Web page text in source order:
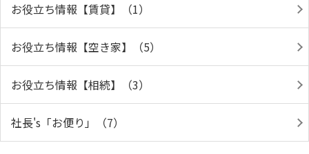
お役立ち情報【賃貸】（1）
お役立ち情報【空き家】（5）
お役立ち情報【相続】（3）
社長's「お便り」（7）